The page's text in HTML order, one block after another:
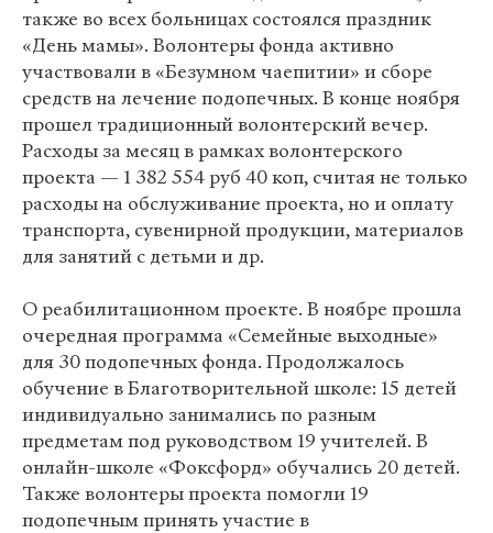
также во всех больницах состоялся праздник
«День мамы». Волонтеры фонда активно
участвовали в «Безумном чаепитии» и сборе
средств на лечение подопечных. В конце ноября
прошел традиционный волонтерский вечер.
Расходы за месяц в рамках волонтерского
проекта — 1 382 554 руб 40 коп, считая не только
расходы на обслуживание проекта, но и оплату
транспорта, сувенирной продукции, материалов
для занятий с детьми и др.
О реабилитационном проекте. В ноябре прошла
очередная программа «Семейные выходные»
для 30 подопечных фонда. Продолжалось
обучение в Благотворительной школе: 15 детей
индивидуально занимались по разным
предметам под руководством 19 учителей. В
онлайн-школе «Фоксфорд» обучались 20 детей.
Также волонтеры проекта помогли 19
подопечным принять участие в